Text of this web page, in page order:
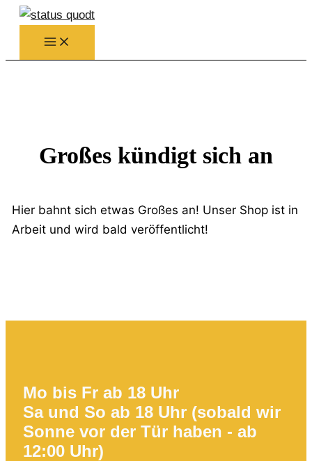
Zum
Inhalt
springen
Großes kündigt sich an
Hier bahnt sich etwas Großes an! Unser Shop ist in
Arbeit und wird bald veröffentlicht!
Mo bis Fr ab 18 Uhr
Sa und So ab 18 Uhr (sobald wir
Sonne vor der Tür haben - ab
12:00 Uhr)